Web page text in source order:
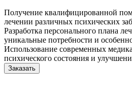
Получение квалифицированной
лечении различных психических
Разработка персонального плана
уникальные потребности и
Использование современных
психического состояния и
Заказать